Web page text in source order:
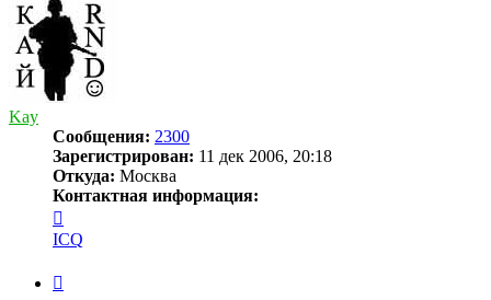
Kay
Сообщения: 2300
Зарегистрирован: 11 дек 2006, 20:18
Откуда: Москва
Контактная информация:
информация
пользователя
ICQ